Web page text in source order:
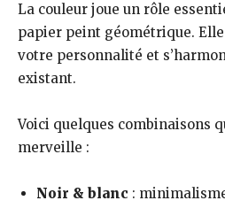
La couleur joue un rôle
papier peint géométrique.
votre personnalité et
existant.
Voici quelques combinaisons
merveille :
Noir & blanc :